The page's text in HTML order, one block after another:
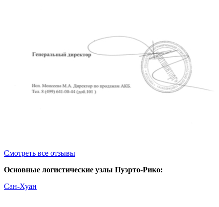
Смотреть все отзывы
Основные логистические узлы Пуэрто-Рико:
Сан-Хуан